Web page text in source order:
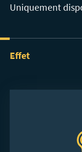
Uniquement
Effet